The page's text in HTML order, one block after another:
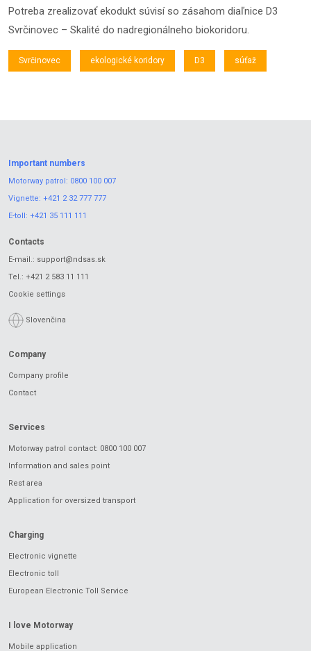
Potreba zrealizovať ekodukt súvisí so zásahom diaľnice D3
Svrčinovec – Skalité do nadregionálneho biokoridoru.
Svrčinovec ekologické koridory D3 súťaž
Important numbers
Motorway patrol: 0800 100 007
Vignette: +421 2 32 777 777
E-toll: +421 35 111 111
Contacts
E-mail.: support@ndsas.sk
Tel.: +421 2 583 11 111
Cookie settings
Slovenčina
Company
Company profile
Contact
Services
Motorway patrol contact: 0800 100 007
Information and sales point
Rest area
Application for oversized transport
Charging
Electronic vignette
Electronic toll
European Electronic Toll Service
I love Motorway
Mobile application